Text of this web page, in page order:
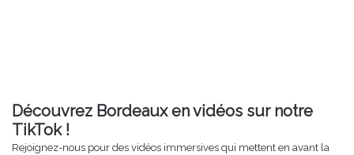
Découvrez Bordeaux en vidéos sur notre
TikTok !
Rejoignez-nous pour des vidéos immersives qui mettent en avant la